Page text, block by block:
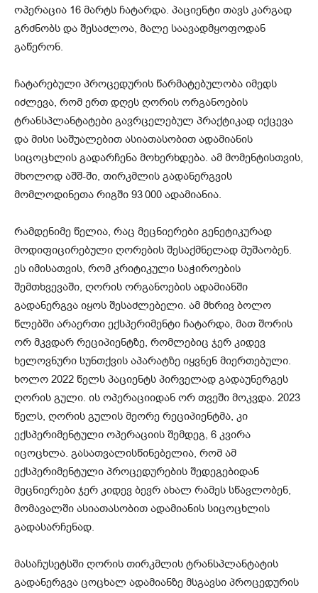
ოპერაცია 16 მარტს ჩატარდა. პაციენტი თავს კარგად
გრძნობს და შესაძლოა, მალე საავადმყოფოდან
გაწერონ.
ჩატარებული პროცედურის წარმატებულობა იმედს
იძლევა, რომ ერთ დღეს ღორის ორგანოების
ტრანსპლანტატები გავრცელებულ პრაქტიკად იქცევა
და მისი საშუალებით ასიათასობით ადამიანის
სიცოცხლის გადარჩენა მოხერხდება. ამ მომენტისთვის,
მხოლოდ აშშ-ში, თირკმლის გადანერგვის
მომლოდინეთა რიგში 93 000 ადამიანია.
რამდენიმე წელია, რაც მეცნიერები გენეტიკურად
მოდიფიცირებული ღორების შესაქმნელად მუშაობენ.
ეს იმისათვის, რომ კრიტიკული საჭიროების
შემთხვევაში, ღორის ორგანოების ადამიანში
გადანერგვა იყოს შესაძლებელი. ამ მხრივ ბოლო
წლებში არაერთი ექსპერიმენტი ჩატარდა, მათ შორის
ორ მკვდარ რეციპიენტზე, რომლებიც ჯერ კიდევ
ხელოვნური სუნთქვის აპარატზე იყვნენ მიერთებული.
ხოლო 2022 წელს პაციენტს პირველად გადაუნერგეს
ღორის გული. ის ოპერაციიდან ორ თვეში მოკვდა. 2023
წელს, ღორის გულის მეორე რეციპიენტმა, კი
ექსპერიმენტული ოპერაციის შემდეგ, 6 კვირა
იცოცხლა. გასათვალისწინებელია, რომ ამ
ექსპერიმენტული პროცედურების შედეგებიდან
მეცნიერები ჯერ კიდევ ბევრ ახალ რამეს სწავლობენ,
მომავალში ასიათასობით ადამიანის სიცოცხლის
გადასარჩენად.
მასაჩუსეტსში ღორის თირკმლის ტრანსპლანტატის
გადანერგვა ცოცხალ ადამიანზე მსგავსი პროცედურის